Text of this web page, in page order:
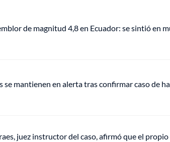
de magnitud 4,8 en Ecuador: se sintió en
se mantienen en alerta tras confirmar caso de
juez instructor del caso, afirmó que el